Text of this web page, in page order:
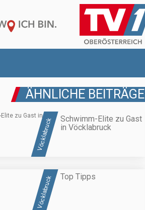
ÄHNLICHE BEITRÄGE
Vöcklabruck
Schwimm-Elite zu Gast
in Vöcklabruck
Vöcklabruck Top Tipps